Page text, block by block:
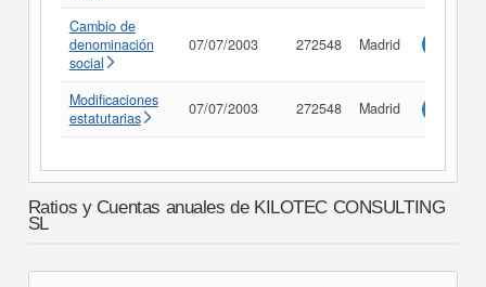
Cambio de
denominación
social
07/07/2003 272548 Madrid
Modificaciones
estatutarias
07/07/2003 272548 Madrid
Ratios y Cuentas anuales de KILOTEC CONSULTING
SL